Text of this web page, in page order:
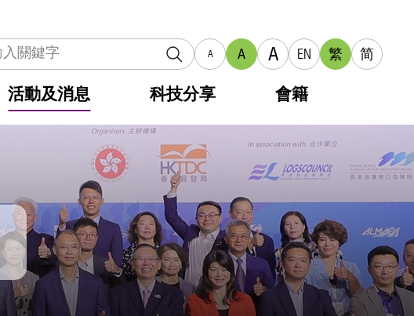
A A A EN 繁 简
活動及消息 科技分享 會籍